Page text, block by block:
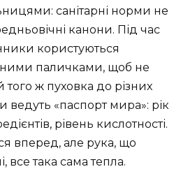
санітарні норми не
канони. Під час
користуються
паличками, щоб не
того ж пуховка до різних
«паспорт мира»: рік
рівень кислотності.
вперед, але рука, що
все така сама тепла.